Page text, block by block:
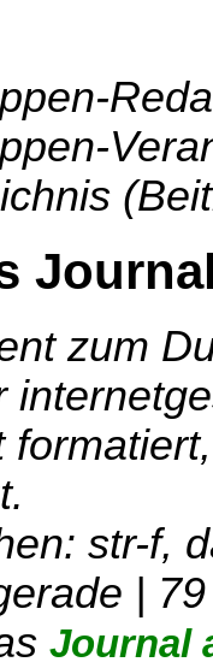
zum
str-f,
| 79
Journal